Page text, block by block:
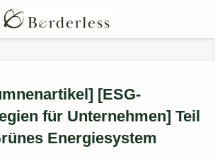
[ESG-
für Unternehmen] Teil
Energiesystem